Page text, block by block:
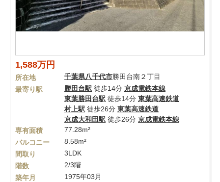
1,588万円
所在地 千葉県八千代市勝田台南２丁目
最寄り駅
勝田台駅 徒歩14分 京成電鉄本線
東葉勝田台駅 徒歩14分 東葉高速鉄道
村上駅 徒歩26分 東葉高速鉄道
京成大和田駅 徒歩26分 京成電鉄本線
専有面積
77.28m²
バルコニー
8.58m²
間取り
3LDK
階数
2/3階
築年月
1975年03月